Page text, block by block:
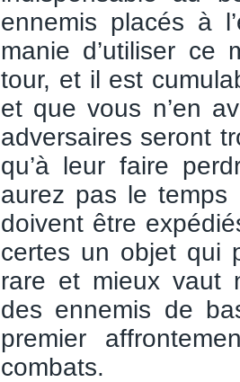
ennemis placés à
manie d’utiliser ce
tour, et il est
et que vous n’en
adversaires seront
qu’à leur faire
aurez pas le
doivent être
certes un objet qui
rare et mieux vaut
des ennemis de
premier
combats.